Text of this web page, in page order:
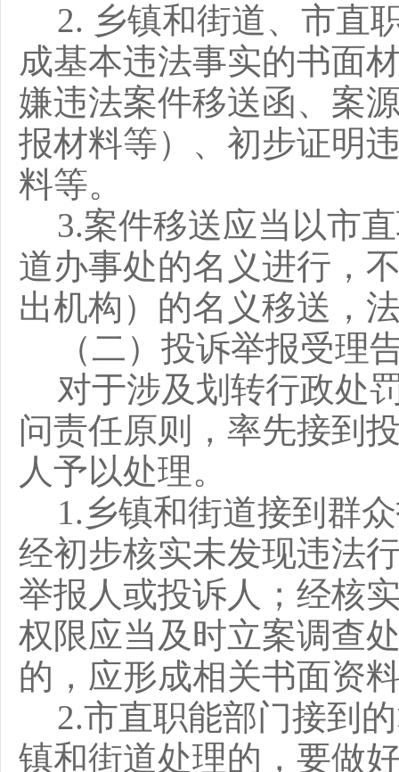
2. 乡镇和街道、市直
成基本违法事实的书面
嫌违法案件移送函、案
报材料等）、初步证明
料等。
3.案件移送应当以市
道办事处的名义进行，
出机构）的名义移送，
（二）投诉举报受理
对于涉及划转行政处
问责任原则，率先接到
人予以处理。
1.乡镇和街道接到群
经初步核实未发现违法
举报人或投诉人；经核
权限应当及时立案调查
的，应形成相关书面资
2.市直职能部门接到
镇和街道处理的，要做